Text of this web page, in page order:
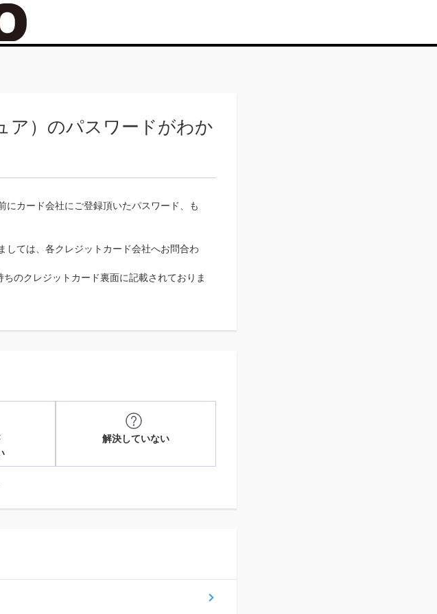
ア）のパスワードがわか
カード会社にご登録頂いたパスワード、も
しては、各クレジットカード会社へお問合わ
のクレジットカード裏面に記載されておりま
解決していない